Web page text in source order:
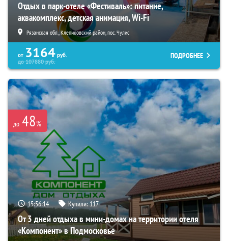
Отдых в парк-отеле «Фестиваль»: питание,
аквакомплекс, детская анимация, Wi-Fi
Рязанская обл., Клепиковский район, пос. Чулис
от 3164 руб.
до107880руб.
ПОДРОБНЕЕ
до 48%
15:56:13 Купили: 117
От 3 дней отдыха в мини-домах на территории отеля
«Компонент» в Подмосковье